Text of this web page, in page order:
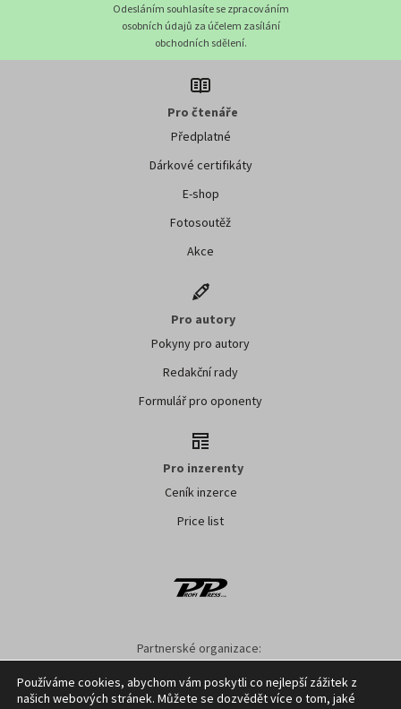
Odesláním souhlasíte se zpracováním
osobních údajů za účelem zasílání
obchodních sdělení.
Pro čtenáře
Předplatné
Dárkové certifikáty
E-shop
Fotosoutěž
Akce
Pro autory
Pokyny pro autory
Redakční rady
Formulář pro oponenty
Pro inzerenty
Ceník inzerce
Price list
Partnerské organizace:
Nastavení cookies GDPR Facebook Kontakt
Používáme cookies, abychom vám poskytli co nejlepší zážitek z
našich webových stránek. Můžete se dozvědět více o tom, jaké